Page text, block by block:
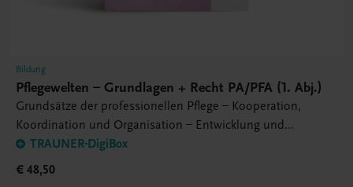
Bildung
Pflegewelten – Grundlagen + Recht PA/PFA (1. Abj.)
Grundsätze der professionellen Pflege – Kooperation,
Koordination und Organisation – Entwicklung und
Sicherung von Qualität
TRAUNER-DigiBox
€ 48,50